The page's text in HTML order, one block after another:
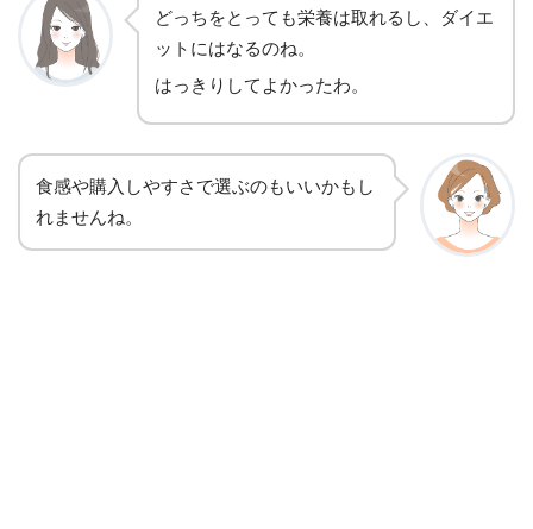
どっちをとっても栄養は取れるし、ダイエ
ットにはなるのね。
はっきりしてよかったわ。
食感や購入しやすさで選ぶのもいいかもし
れませんね。